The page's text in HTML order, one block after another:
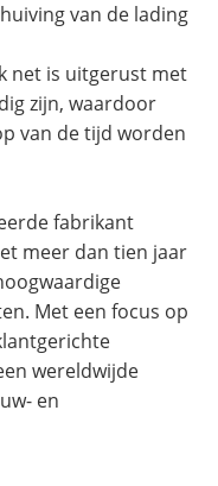
van de lading
net is uitgerust met
zijn, waardoor
van de tijd worden
fabrikant
meer dan tien jaar
Met een focus op
wereldwijde
en